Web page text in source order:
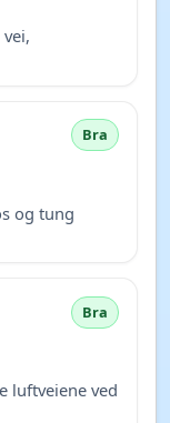
Bra
og tung
Bra
luftveiene ved